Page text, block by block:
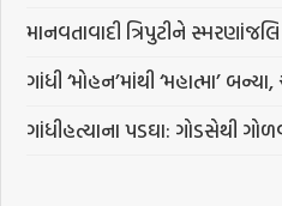
માનવતાવાદી ત્રિપુટીને સ્મરણાંજલિ
ગાંધી ‘મોહન’માંથી ‘મહાત્મા’
ગાંધીહત્યાના પડઘા: ગોડસેથી